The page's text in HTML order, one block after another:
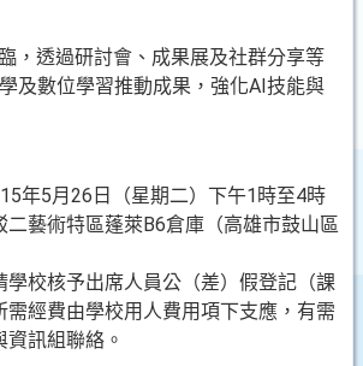
，透過研討會、成果展及社群分享等
及數位學習推動成果，強化AI技能與
年5月26日（星期二）下午1時至4時
二藝術特區蓬萊B6倉庫（高雄市鼓山區
學校核予出席人員公（差）假登記（課
需經費由學校用人費用項下支應，有需
訊組聯絡。